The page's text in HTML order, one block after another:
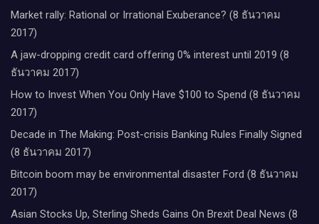
Market rally: Rational or Irrational Exuberance? (8 ธันวาคม
2017)
A jaw-dropping credit card offering 0% interest until 2019 (8
ธันวาคม 2017)
How to Invest When You Only Have $100 to Spend (8 ธันวาคม
2017)
Decade in The Making: Post-crisis Banking Rules Finally Signed
(8 ธันวาคม 2017)
Bitcoin boom may be environmental disaster Ford (8 ธันวาคม
2017)
Asian Stocks Up, Sterling Sheds Gains On Brexit Deal News (8